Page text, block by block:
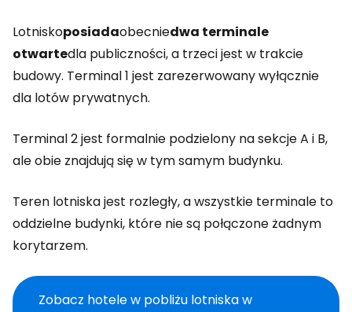
Lotniskoposiadaobecniedwa terminale
otwartedla publiczności, a trzeci jest w trakcie
budowy. Terminal 1 jest zarezerwowany wyłącznie
dla lotów prywatnych.
Terminal 2 jest formalnie podzielony na sekcje A i B,
ale obie znajdują się w tym samym budynku.
Teren lotniska jest rozległy, a wszystkie terminale to
oddzielne budynki, które nie są połączone żadnym
korytarzem.
Zobacz hotele w pobliżu lotniska w